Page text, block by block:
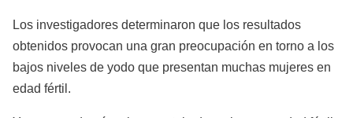
Los investigadores determinaron que los resultados
obtenidos provocan una gran preocupación en torno a los
bajos niveles de yodo que presentan muchas mujeres en
edad fértil.